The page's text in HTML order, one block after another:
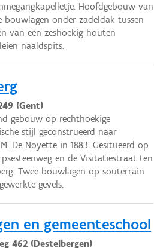
Hoofdgebouw van
bouwlagen onder zadeldak tussen
van een zeshoekig houten
naaldspits.
(Gent)
gebouw op rechthoekige
stijl geconstrueerd naar
De Noyette in 1883. Gesitueerd op
en de Visitatiestraat ten
Twee bouwlagen op souterrain
gevels.
en gemeenteschool
462 (Destelbergen)